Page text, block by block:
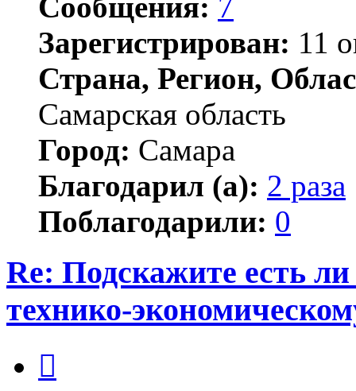
Зарегистрирован: 11
Страна, Регион,
Самарская область
Город: Самара
Благодарил (а): 2 раза
Поблагодарили: 0
Re: Подскажите есть
технико-